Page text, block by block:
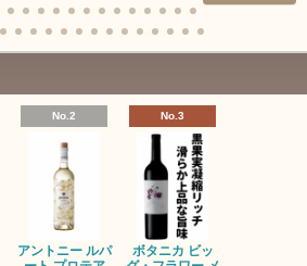
No.2
アントニー ルパ
No.3
ボタニカ ビッ